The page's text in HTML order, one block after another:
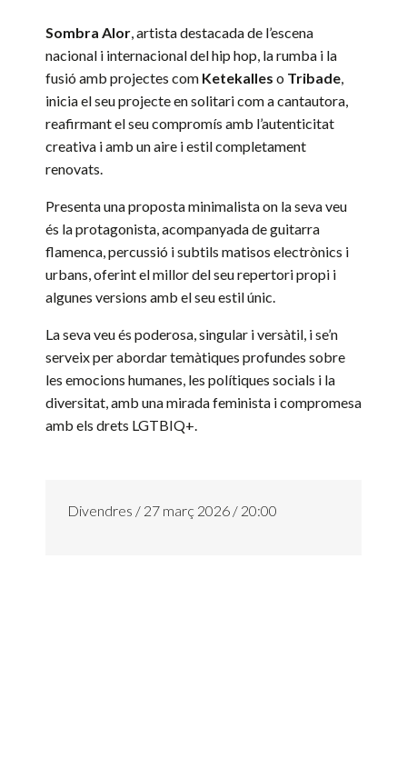
Sombra Alor, artista destacada de l’escena
nacional i internacional del hip hop, la rumba i la
fusió amb projectes com Ketekalles o Tribade,
inicia el seu projecte en solitari com a cantautora,
reafirmant el seu compromís amb l’autenticitat
creativa i amb un aire i estil completament
renovats.
Presenta una proposta minimalista on la seva veu
és la protagonista, acompanyada de guitarra
flamenca, percussió i subtils matisos electrònics i
urbans, oferint el millor del seu repertori propi i
algunes versions amb el seu estil únic.
La seva veu és poderosa, singular i versàtil, i se’n
serveix per abordar temàtiques profundes sobre
les emocions humanes, les polítiques socials i la
diversitat, amb una mirada feminista i compromesa
amb els drets LGTBIQ+.
Divendres / 27 març 2026 / 20:00